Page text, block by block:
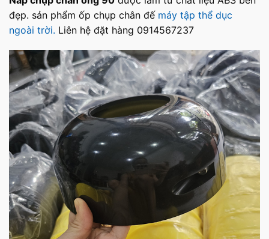
đẹp. sản phẩm ốp chụp chân đế máy tập thể dục
ngoài trời. Liên hệ đặt hàng 0914567237